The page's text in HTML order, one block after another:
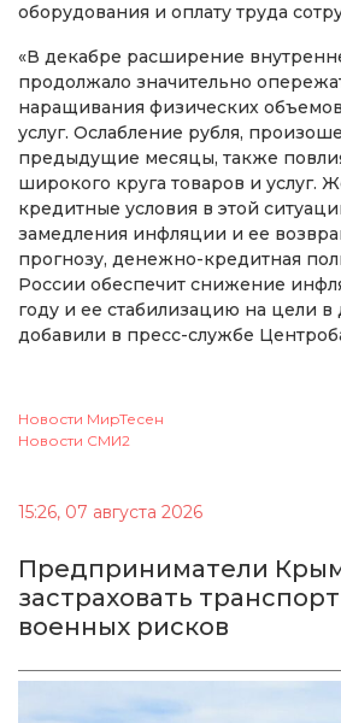
оборудования и оплату труда
«В декабре расширение
продолжало значительно
наращивания физических
услуг. Ослабление рубля,
предыдущие месяцы, также
широкого круга товаров и услуг.
кредитные условия в этой
замедления инфляции и ее
прогнозу, денежно-кредитная
России обеспечит снижение
году и ее стабилизацию на цели
добавили в пресс-службе
Новости МирТесен
Новости СМИ2
15:26, 07 августа 2026
Предприниматели
застраховать
военных рисков